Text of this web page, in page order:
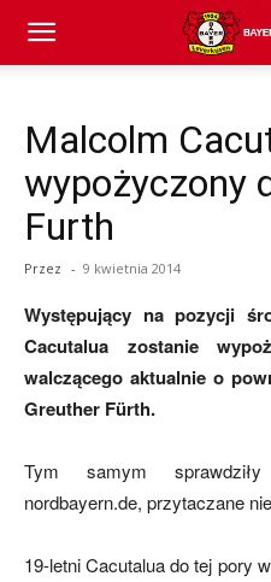
Bayer
Leverkusen
Malcolm
wypożyczony
Furth
Przez - 9 kwietnia 2014
Występujący na pozycji
Cacutalua zostanie
walczącego aktualnie o
Greuther Fürth.
Tym samym
nordbayern.de, przytaczane
19-letni Cacutalua do tej pory